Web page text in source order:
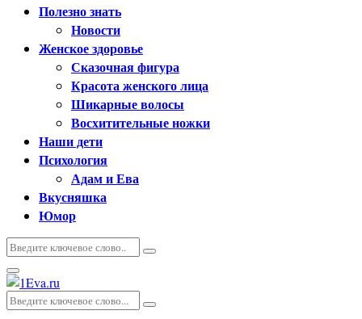
Полезно знать
Новости
Женское здоровье
Сказочная фигура
Красота женского лица
Шикарные волосы
Восхитительные ножки
Наши дети
Психология
Адам и Ева
Вкусняшка
Юмор
Искать:
Поиск
Основное
меню
Искать:
Поиск